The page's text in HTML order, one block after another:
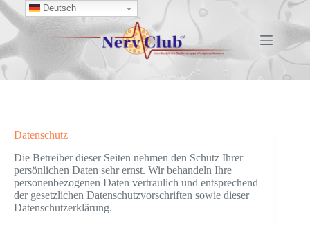
Zum
Inhalt
springen
Datenschutz
Die Betreiber dieser Seiten nehmen den Schutz Ihrer
persönlichen Daten sehr ernst. Wir behandeln Ihre
personenbezogenen Daten vertraulich und entsprechend
der gesetzlichen Datenschutzvorschriften sowie dieser
Datenschutzerklärung.
Deutsch